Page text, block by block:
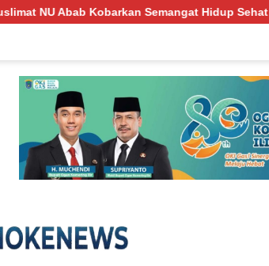
Hidup Sehat di Usia ke-81 Republik Indonesia